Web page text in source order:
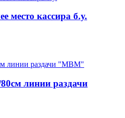
место кассира б.у.
линии раздачи